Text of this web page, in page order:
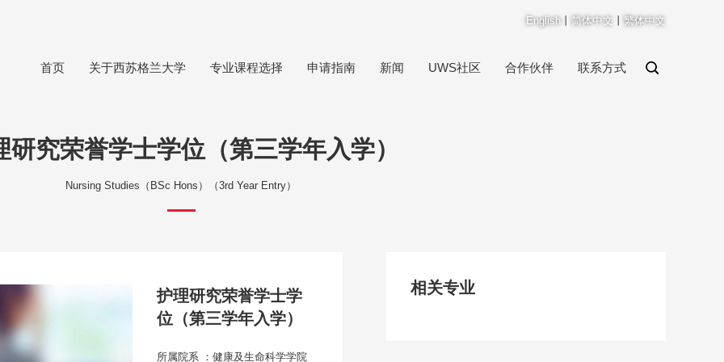
English 简体中文 繁体中文
首页 关于西苏格兰大学 专业课程选择 申请指南 新闻 UWS社区 合作伙伴 联系方式
研究荣誉学士学位（第三学年入学）
Nursing Studies（BSc Hons）（3rd Year Entry）
护理研究荣誉学士学
位（第三学年入学）
所属院系 ：健康及生命科学学院
相关专业